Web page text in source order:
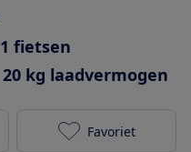
1 fietsen
20 kg laadvermogen
Thule
Favoriet